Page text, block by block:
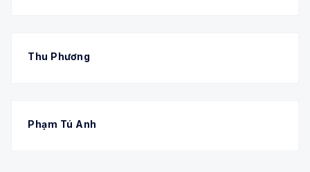
Thu Phương
Phạm Tú Anh